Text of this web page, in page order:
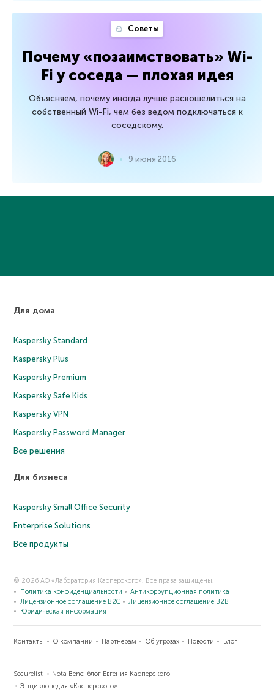
Советы
Почему «позаимствовать» Wi-
Fi у соседа — плохая идея
Объясняем, почему иногда лучше раскошелиться на
собственный Wi-Fi, чем без ведом подключаться к
соседскому.
9 июня 2016
Для дома
Kaspersky Standard
Kaspersky Plus
Kaspersky Premium
Kaspersky Safe Kids
Kaspersky VPN
Kaspersky Password Manager
Все решения
Для бизнеса
Kaspersky Small Office Security
Enterprise Solutions
Все продукты
© 2026 АО «Лаборатория Касперского». Все права защищены.
Политика конфиденциальности
Антикоррупционная политика
Лицензионное соглашение B2C
Лицензионное соглашение B2B
Юридическая информация
Контакты О компании Партнерам Об угрозах Новости Блог
Securelist
Nota Bene: блог Евгения Касперского
Энциклопедия «Касперского»